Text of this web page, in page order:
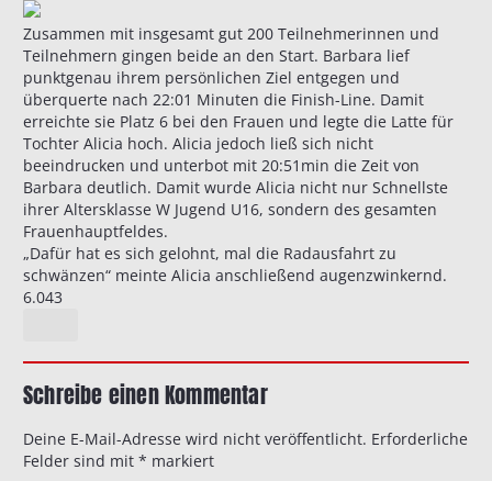
Zusammen mit insgesamt gut 200 Teilnehmerinnen und
Teilnehmern gingen beide an den Start. Barbara lief
punktgenau ihrem persönlichen Ziel entgegen und
überquerte nach 22:01 Minuten die Finish-Line. Damit
erreichte sie Platz 6 bei den Frauen und legte die Latte für
Tochter Alicia hoch. Alicia jedoch ließ sich nicht
beeindrucken und unterbot mit 20:51min die Zeit von
Barbara deutlich. Damit wurde Alicia nicht nur Schnellste
ihrer Altersklasse W Jugend U16, sondern des gesamten
Frauenhauptfeldes.
„Dafür hat es sich gelohnt, mal die Radausfahrt zu
schwänzen“ meinte Alicia anschließend augenzwinkernd.
6.043
Schreibe einen Kommentar
Deine E-Mail-Adresse wird nicht veröffentlicht. Erforderliche
Felder sind mit * markiert